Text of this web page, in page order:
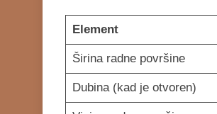
Element
Širina radne površine
Dubina (kad je otvoren)